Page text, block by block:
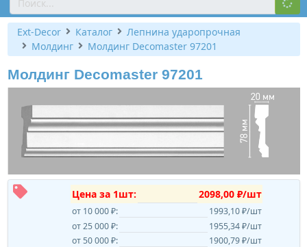
Ext-Decor Каталог
Лепнина ударопрочная
Молдинг
Молдинг Decomaster 97201
Молдинг Decomaster 97201
Цена за 1шт: 2098,00 ₽/шт
от 10 000 ₽:
1993,10 ₽/шт
от 25 000 ₽:
1955,34 ₽/шт
от 50 000 ₽:
1900,79 ₽/шт